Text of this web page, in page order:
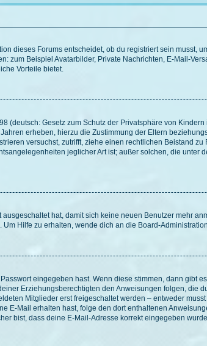
dieses Forums entscheidet, ob du registriert sein musst,
zum Beispiel Avatarbilder, Private Nachrichten, E-Mail-
Vorteile bietet.
(deutsch: Gesetz zum Schutz der Privatsphäre von
erheben, hierzu die Zustimmung der Eltern
versuchst, zutrifft, ziehe einen rechtlichen Beistand
jeglicher Art ist; außer solchen, die unter
hat, damit sich keine neuen Benutzer mehr
Hilfe zu erhalten, wende dich an die Board-
eingegeben hast. Wenn diese stimmen, dann gibt
Erziehungsberechtigten den Anweisungen folgen, die
Mitglieder erst freigeschaltet werden – entweder
E-Mail erhalten hast, folge den dort enthaltenen
bist, dass deine E-Mail-Adresse korrekt eingegeben